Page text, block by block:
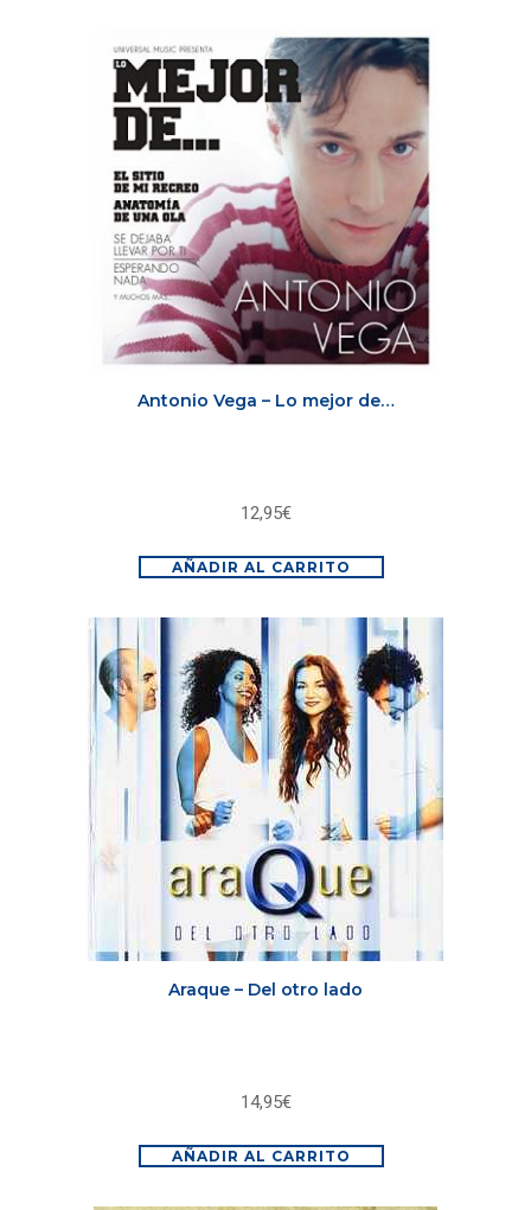
Antonio Vega – Lo mejor de…
12,95€
AÑADIR AL CARRITO
Araque – Del otro lado
14,95€
AÑADIR AL CARRITO